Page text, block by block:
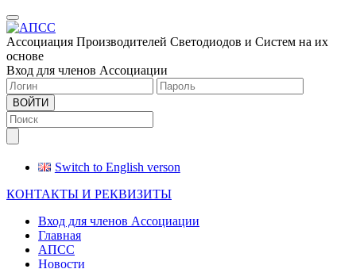
Меню
Ассоциация Производителей Светодиодов и Систем на их
основе
Вход для членов Ассоциации
ВОЙТИ
Switch to English verson
КОНТАКТЫ И РЕКВИЗИТЫ
Вход для членов Ассоциации
Главная
АПСС
Новости